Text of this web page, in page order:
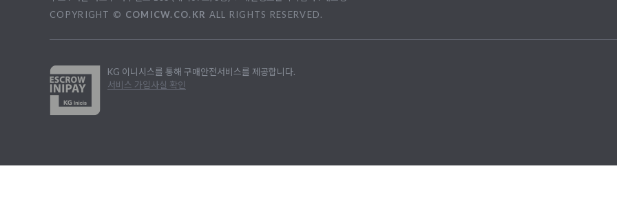
COPYRIGHT © COMICW.CO.KR ALL RIGHTS RESERVED.
KG 이니시스를 통해 구매안전서비스를 제공합니다.
서비스 가입사실 확인